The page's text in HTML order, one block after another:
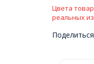
Цвета
реальных